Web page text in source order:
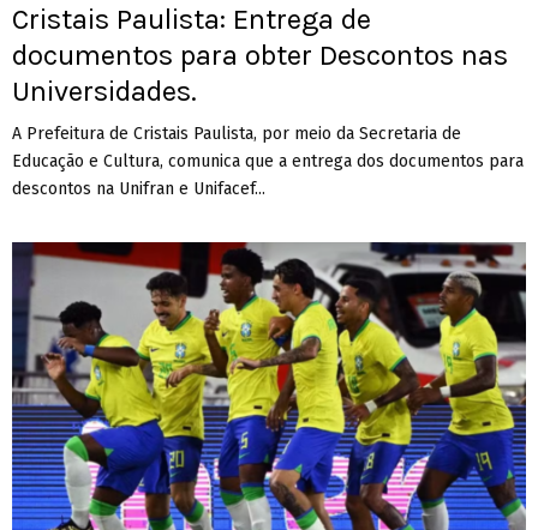
Cristais Paulista: Entrega de
documentos para obter Descontos nas
Universidades.
A Prefeitura de Cristais Paulista, por meio da Secretaria de
Educação e Cultura, comunica que a entrega dos documentos para
descontos na Unifran e Unifacef...